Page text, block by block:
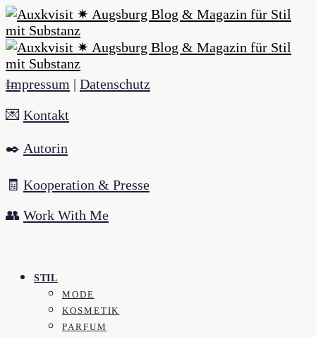
Impressum | Datenschutz
💌 Kontakt
✒️ Autorin
🧾 Kooperation & Presse
👥 Work With Me
STIL
MODE
KOSMETIK
PARFUM